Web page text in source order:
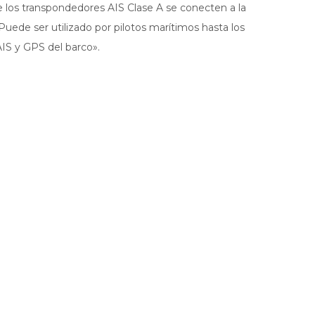
transpondedores AIS Clase A se conecten a la
ser utilizado por pilotos marítimos hasta los
y GPS del barco».